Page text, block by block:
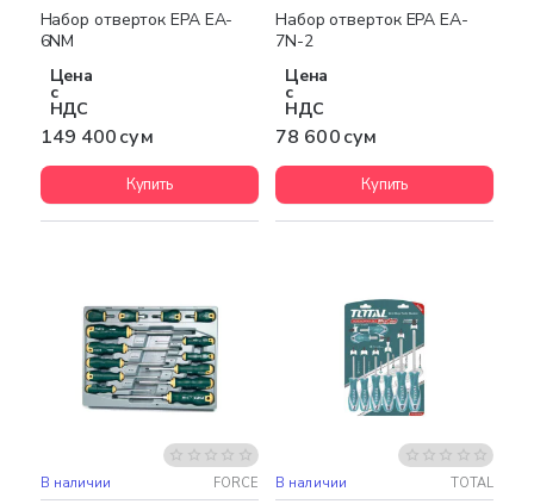
Набор отверток EPA EA-
6NM
Цена
с
НДС
149 400 сум
Купить
Набор отверток EPA EA-
7N-2
Цена
с
НДС
78 600 сум
Купить
В наличии FORCE В наличии TOTAL